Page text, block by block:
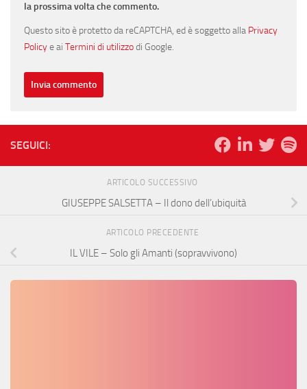
la prossima volta che commento.
Questo sito è protetto da reCAPTCHA, ed è soggetto alla Privacy
Policye ai Termini di utilizzodi Google.
SEGUICI:
ARTICOLO SUCCESSIVO
GIUSEPPE SALSETTA – Il dono dell’ubiquità
ARTICOLO PRECEDENTE
IL VILE – Solo gli Amanti (sopravvivono)